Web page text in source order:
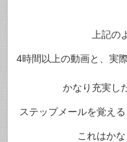
上記の
4時間以上の動画と、実
かなり充実し
ステップメールを覚え
これはか